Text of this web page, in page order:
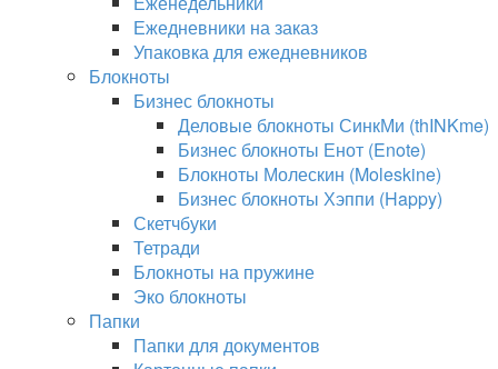
Ежедневники на заказ
Упаковка для ежедневников
Блокноты
Бизнес блокноты
Деловые блокноты СинкМи (thINKme)
Бизнес блокноты Енот (Enote)
Блокноты Молескин (Moleskine)
Бизнес блокноты Хэппи (Happy)
Скетчбуки
Тетради
Блокноты на пружине
Эко блокноты
Папки
Папки для документов